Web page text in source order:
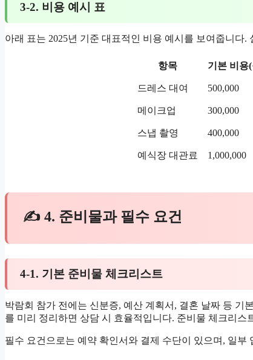
3-2. 비용 예시 표
아래 표는 2025년 기준 대표적인 비용 예시를 보여줍니다
항목 기본 비용
드레스 대여 500,000
메이크업 300,000
스냅 촬영 400,000
예식장 대관료 1,000,000
✍ 4. 준비물과 필수 요건
4-1. 기본 준비물 체크리스트
박람회 참가 전에는 신분증, 예산 계획서, 결혼 날짜 등 기
를 미리 정리하면 상담 시 효율적입니다. 준비물 체크리스
필수 요건으로는 예약 확인서와 결제 수단이 있으며, 일